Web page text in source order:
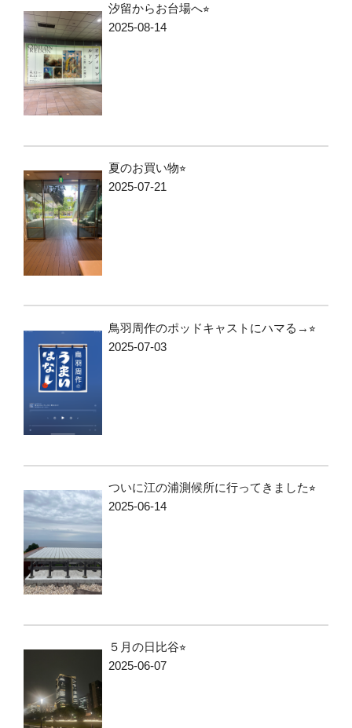
汐留からお台場へ⭐︎
2025-08-14
夏のお買い物⭐︎
2025-07-21
鳥羽周作のポッドキャストにハマる→⭐︎
2025-07-03
ついに江の浦測候所に行ってきました⭐︎
2025-06-14
５月の日比谷⭐︎
2025-06-07